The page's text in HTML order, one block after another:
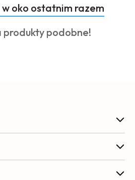
w oko ostatnim razem
produkty podobne!